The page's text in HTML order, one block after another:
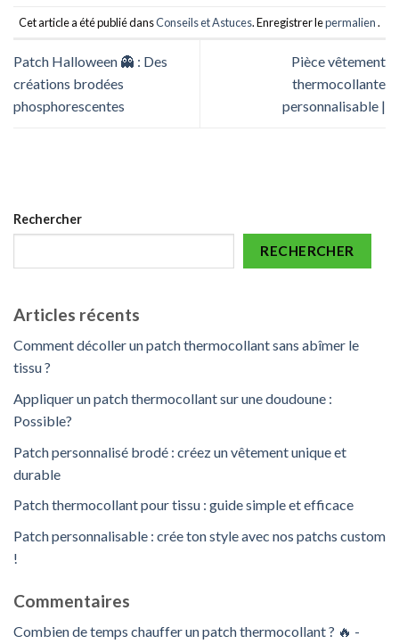
Cet article a été publié dansConseils et Astuces. Enregistrer lepermalien.
Patch Halloween 👻 : Des
créations brodées
phosphorescentes
Pièce vêtement
thermocollante
personnalisable |
Rechercher
RECHERCHER
Articles récents
Comment décoller un patch thermocollant sans abîmer le
tissu ?
Appliquer un patch thermocollant sur une doudoune :
Possible?
Patch personnalisé brodé : créez un vêtement unique et
durable
Patch thermocollant pour tissu : guide simple et efficace
Patch personnalisable : crée ton style avec nos patchs custom
!
Commentaires
Combien de temps chauffer un patch thermocollant ? 🔥 -